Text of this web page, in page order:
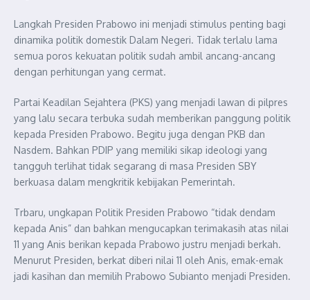
Langkah Presiden Prabowo ini menjadi stimulus penting bagi
dinamika politik domestik Dalam Negeri. Tidak terlalu lama
semua poros kekuatan politik sudah ambil ancang-ancang
dengan perhitungan yang cermat.
Partai Keadilan Sejahtera (PKS) yang menjadi lawan di pilpres
yang lalu secara terbuka sudah memberikan panggung politik
kepada Presiden Prabowo. Begitu juga dengan PKB dan
Nasdem. Bahkan PDIP yang memiliki sikap ideologi yang
tangguh terlihat tidak segarang di masa Presiden SBY
berkuasa dalam mengkritik kebijakan Pemerintah.
Trbaru, ungkapan Politik Presiden Prabowo “tidak dendam
kepada Anis” dan bahkan mengucapkan terimakasih atas nilai
11 yang Anis berikan kepada Prabowo justru menjadi berkah.
Menurut Presiden, berkat diberi nilai 11 oleh Anis, emak-emak
jadi kasihan dan memilih Prabowo Subianto menjadi Presiden.